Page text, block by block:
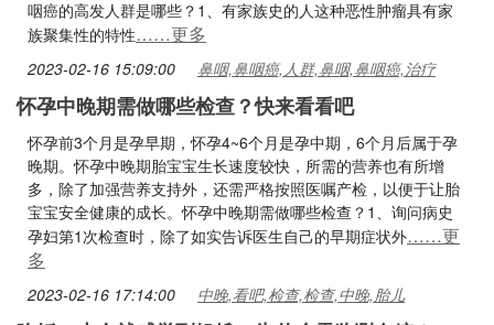
咽癌的高发人群是哪些？1、有家族史的人这种恶性肿瘤具有家
族聚集性的特性……更多
2023-02-16 15:09:00 鼻咽,鼻咽癌,人群,鼻咽,鼻咽癌,治疗
怀孕中晚期需做哪些检查？快来看看吧
怀孕前3个月是孕早期，怀孕4~6个月是孕中期，6个月后属于孕
晚期。怀孕中晚期胎宝宝生长速度较快，所需的营养也有所增
多，除了加强营养支持外，还需严格按照医嘱产检，以便于让胎
宝宝安全健康的成长。怀孕中晚期需做哪些检查？1、询问病史
孕妇第1次检查时，除了如实告诉医生自己的早期症状外……更
多
2023-02-16 17:14:00 中晚,看吧,检查,检查,中晚,胎儿